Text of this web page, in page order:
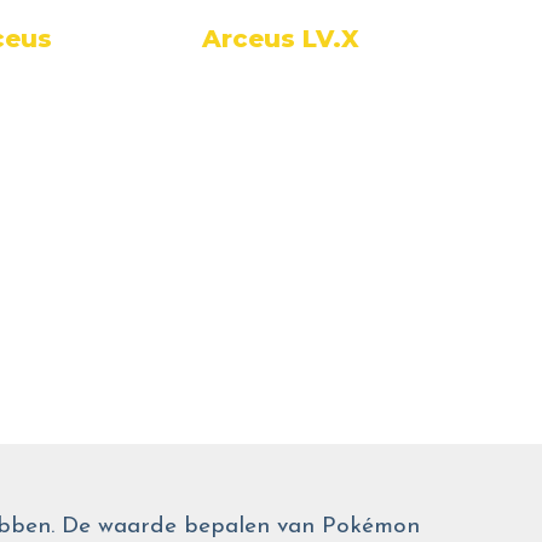
Arceus LV.X
De waarde bepalen van Pokémon